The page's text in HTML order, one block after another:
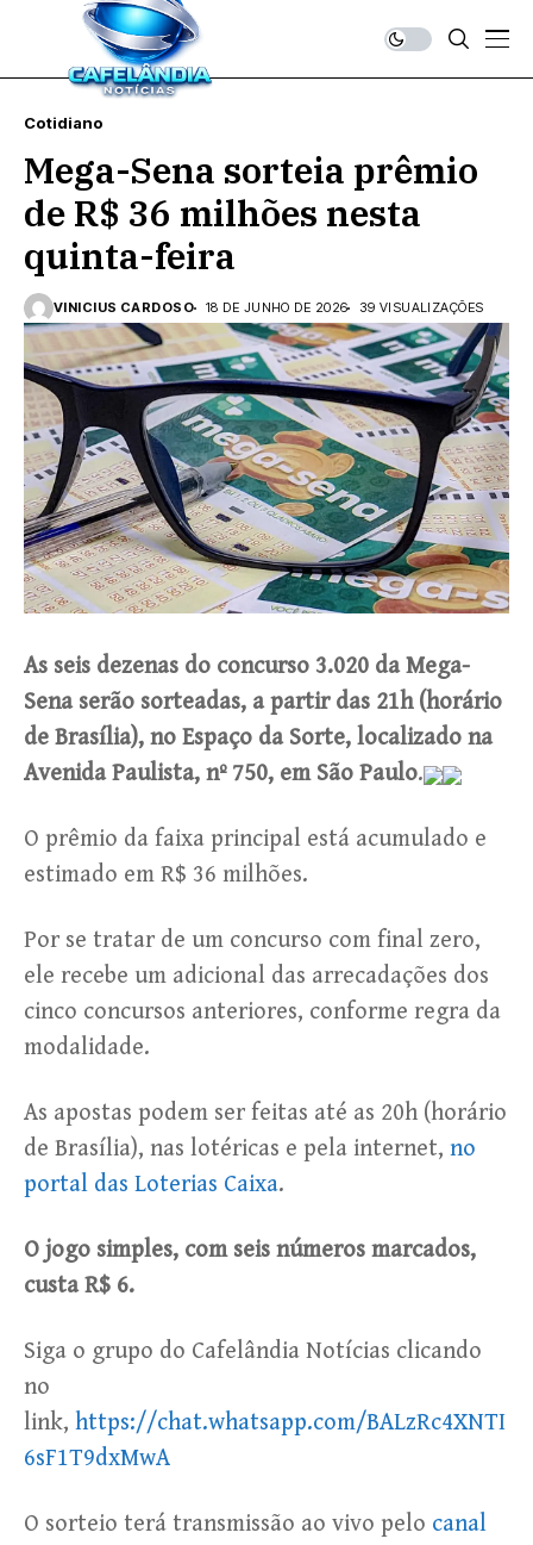
Cotidiano
Mega-Sena sorteia prêmio
de R$ 36 milhões nesta
quinta-feira
VINICIUS CARDOSO 18 DE JUNHO DE 2026 39 VISUALIZAÇÕES
As seis dezenas do concurso 3.020 da Mega-
Sena serão sorteadas, a partir das 21h (horário
de Brasília), no Espaço da Sorte, localizado na
Avenida Paulista, nº 750, em São Paulo.
O prêmio da faixa principal está acumulado e
estimado em R$ 36 milhões.
Por se tratar de um concurso com final zero,
ele recebe um adicional das arrecadações dos
cinco concursos anteriores, conforme regra da
modalidade.
As apostas podem ser feitas até as 20h (horário
de Brasília), nas lotéricas e pela internet, no
portal das Loterias Caixa.
O jogo simples, com seis números marcados,
custa R$ 6.
Siga o grupo do Cafelândia Notícias clicando
no
link, https://chat.whatsapp.com/BALzRc4XNTI
6sF1T9dxMwA
O sorteio terá transmissão ao vivo pelo canal